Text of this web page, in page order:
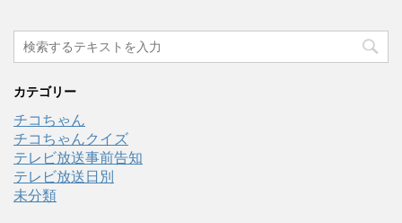
カテゴリー
チコちゃん
チコちゃんクイズ
テレビ放送事前告知
テレビ放送日別
未分類